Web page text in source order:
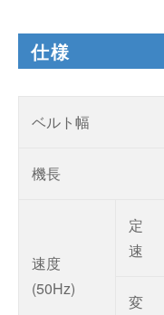
仕様
ベルト幅
機長
速度
(50Hz)
定
速
変